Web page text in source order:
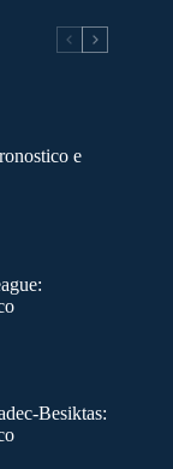
e
Besiktas: